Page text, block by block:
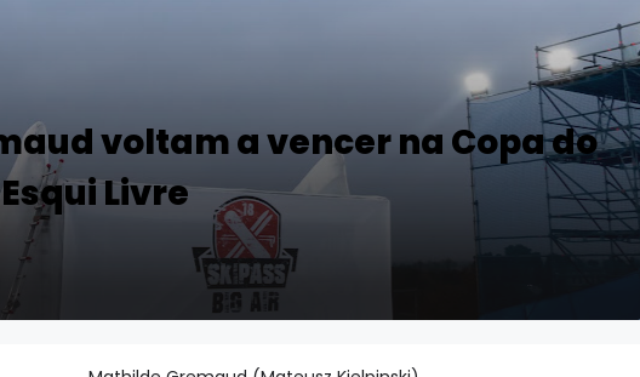
voltam a vencer na Copa do
Livre